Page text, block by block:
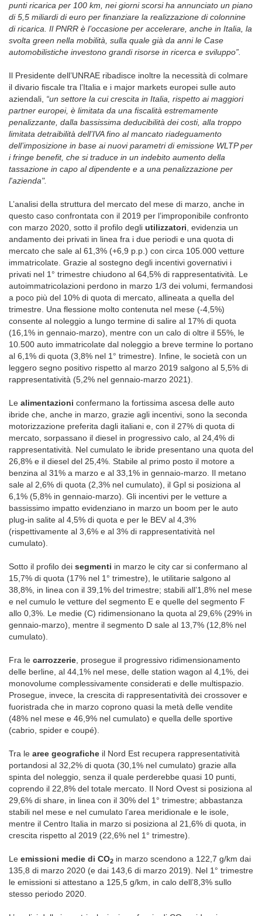
punti ricarica per 100 km, nei giorni scorsi ha annunciato un piano
di 5,5 miliardi di euro per finanziare la realizzazione di colonnine
di ricarica. Il PNRR è l’occasione per accelerare, anche in Italia, la
svolta green nella mobilità, sulla quale già da anni le Case
automobilistiche investono grandi risorse in ricerca e sviluppo”.
Il Presidente dell’UNRAE ribadisce inoltre la necessità di colmare
il divario fiscale tra l’Italia e i major markets europei sulle auto
aziendali, “un settore la cui crescita in Italia, rispetto ai maggiori
partner europei, è limitata da una fiscalità estremamente
penalizzante, dalla bassissima deducibilità dei costi, alla troppo
limitata detraibilità dell’IVA fino al mancato riadeguamento
dell’imposizione in base ai nuovi parametri di emissione WLTP per
i fringe benefit, che si traduce in un indebito aumento della
tassazione in capo al dipendente e a una penalizzazione per
l'azienda".
L’analisi della struttura del mercato del mese di marzo, anche in
questo caso confrontata con il 2019 per l’improponibile confronto
con marzo 2020, sotto il profilo degli utilizzatori , evidenzia un
andamento dei privati in linea fra i due periodi e una quota di
mercato che sale al 61,3% (+6,9 p.p.) con circa 105.000 vetture
immatricolate. Grazie al sostegno degli incentivi governativi i
privati nel 1° trimestre chiudono al 64,5% di rappresentatività. Le
autoimmatricolazioni perdono in marzo 1/3 dei volumi, fermandosi
a poco più del 10% di quota di mercato, allineata a quella del
trimestre. Una flessione molto contenuta nel mese (-4,5%)
consente al noleggio a lungo termine di salire al 17% di quota
(16,1% in gennaio-marzo), mentre con un calo di oltre il 55%, le
10.500 auto immatricolate dal noleggio a breve termine lo portano
al 6,1% di quota (3,8% nel 1° trimestre). Infine, le società con un
leggero segno positivo rispetto al marzo 2019 salgono al 5,5% di
rappresentatività (5,2% nel gennaio-marzo 2021).
Le alimentazioni confermano la fortissima ascesa delle auto
ibride che, anche in marzo, grazie agli incentivi, sono la seconda
motorizzazione preferita dagli italiani e, con il 27% di quota di
mercato, sorpassano il diesel in progressivo calo, al 24,4% di
rappresentatività. Nel cumulato le ibride presentano una quota del
26,8% e il diesel del 25,4%. Stabile al primo posto il motore a
benzina al 31% a marzo e al 33,1% in gennaio-marzo. Il metano
sale al 2,6% di quota (2,3% nel cumulato), il Gpl si posiziona al
6,1% (5,8% in gennaio-marzo). Gli incentivi per le vetture a
bassissimo impatto evidenziano in marzo un boom per le auto
plug-in salite al 4,5% di quota e per le BEV al 4,3%
(rispettivamente al 3,6% e al 3% di rappresentatività nel
cumulato).
Sotto il profilo dei segmenti in marzo le city car si confermano al
15,7% di quota (17% nel 1° trimestre), le utilitarie salgono al
38,8%, in linea con il 39,1% del trimestre; stabili all’1,8% nel mese
e nel cumulo le vetture del segmento E e quelle del segmento F
allo 0,3%. Le medie (C) ridimensionano la quota al 29,6% (29% in
gennaio-marzo), mentre il segmento D sale al 13,7% (12,8% nel
cumulato).
Fra le carrozzerie , prosegue il progressivo ridimensionamento
delle berline, al 44,1% nel mese, delle station wagon al 4,1%, dei
monovolume complessivamente considerati e delle multispazio.
Prosegue, invece, la crescita di rappresentatività dei crossover e
fuoristrada che in marzo coprono quasi la metà delle vendite
(48% nel mese e 46,9% nel cumulato) e quella delle sportive
(cabrio, spider e coupé).
Tra le aree geografiche il Nord Est recupera rappresentatività
portandosi al 32,2% di quota (30,1% nel cumulato) grazie alla
spinta del noleggio, senza il quale perderebbe quasi 10 punti,
coprendo il 22,8% del totale mercato. Il Nord Ovest si posiziona al
29,6% di share, in linea con il 30% del 1° trimestre; abbastanza
stabili nel mese e nel cumulato l’area meridionale e le isole,
mentre il Centro Italia in marzo si posiziona al 21,6% di quota, in
crescita rispetto al 2019 (22,6% nel 1° trimestre).
Le emissioni medie di CO2 in marzo scendono a 122,7 g/km dai
135,8 di marzo 2020 (e dai 143,6 di marzo 2019). Nel 1° trimestre
le emissioni si attestano a 125,5 g/km, in calo dell’8,3% sullo
stesso periodo 2020.